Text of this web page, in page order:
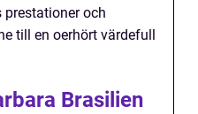
prestationer och
till en oerhört värdefull
Brasilien